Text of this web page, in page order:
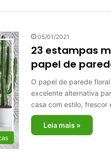
05/01/2021
23 estampas
papel de
O papel de parede
excelente alternativa
casa com estilo, frescor
Leia mais »